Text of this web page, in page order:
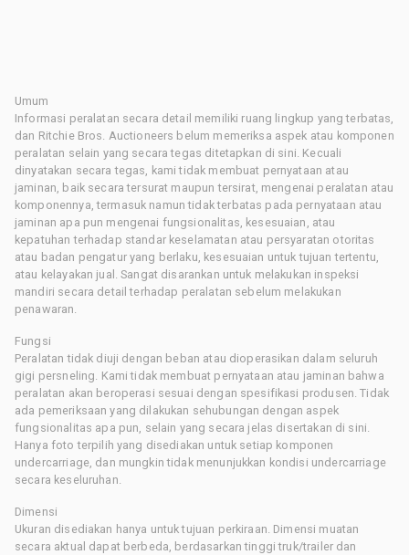
Umum
Informasi peralatan secara detail memiliki ruang lingkup yang terbatas,
dan Ritchie Bros. Auctioneers belum memeriksa aspek atau komponen
peralatan selain yang secara tegas ditetapkan di sini. Kecuali
dinyatakan secara tegas, kami tidak membuat pernyataan atau
jaminan, baik secara tersurat maupun tersirat, mengenai peralatan atau
komponennya, termasuk namun tidak terbatas pada pernyataan atau
jaminan apa pun mengenai fungsionalitas, kesesuaian, atau
kepatuhan terhadap standar keselamatan atau persyaratan otoritas
atau badan pengatur yang berlaku, kesesuaian untuk tujuan tertentu,
atau kelayakan jual. Sangat disarankan untuk melakukan inspeksi
mandiri secara detail terhadap peralatan sebelum melakukan
penawaran.
Fungsi
Peralatan tidak diuji dengan beban atau dioperasikan dalam seluruh
gigi persneling. Kami tidak membuat pernyataan atau jaminan bahwa
peralatan akan beroperasi sesuai dengan spesifikasi produsen. Tidak
ada pemeriksaan yang dilakukan sehubungan dengan aspek
fungsionalitas apa pun, selain yang secara jelas disertakan di sini.
Hanya foto terpilih yang disediakan untuk setiap komponen
undercarriage, dan mungkin tidak menunjukkan kondisi undercarriage
secara keseluruhan.
Dimensi
Ukuran disediakan hanya untuk tujuan perkiraan. Dimensi muatan
secara aktual dapat berbeda, berdasarkan tinggi truk/trailer dan